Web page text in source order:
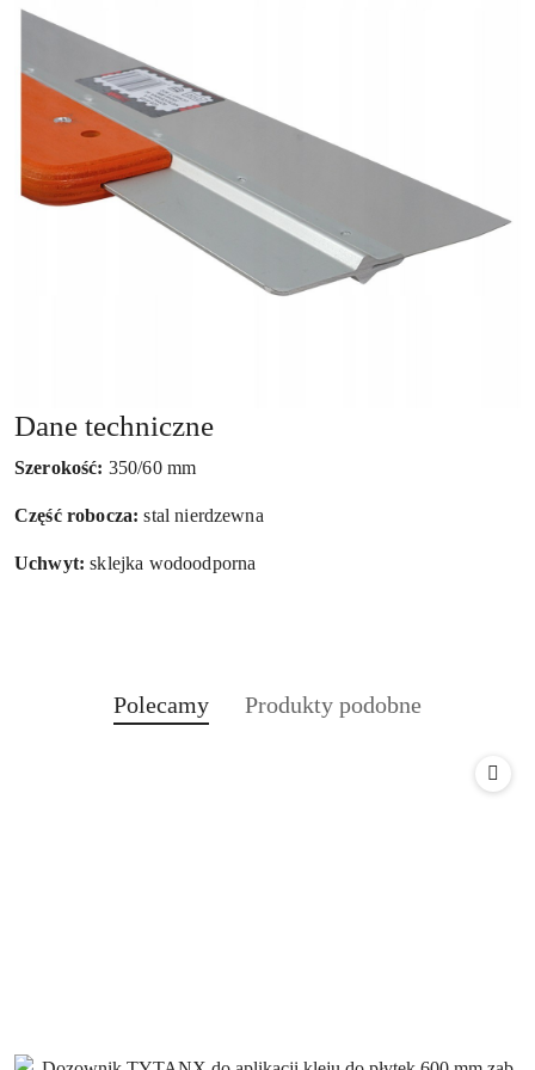
Dane techniczne
Szerokość: 350/60 mm
Część robocza: stal nierdzewna
Uchwyt: sklejka wodoodporna
Pomiń karuzelę produktów
Produkty
Polecamy
Produkty
Produkty podobne